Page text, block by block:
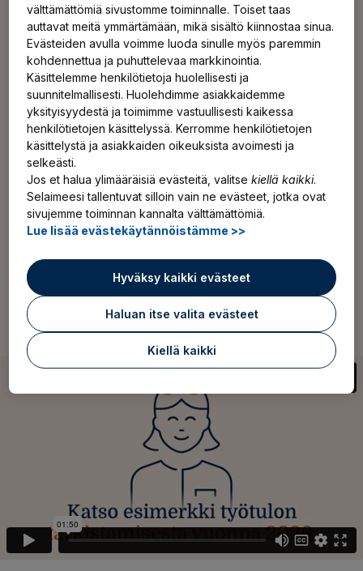
Milloin tarkistamme työtulosi?
Alla olevalla testillä voit selvittää, milloin tarkistamme sinun
työtulosi.
välttämättömiä sivustomme toiminnalle. Toiset taas
auttavat meitä ymmärtämään, mikä sisältö kiinnostaa sinua.
Evästeiden avulla voimme luoda sinulle myös paremmin
kohdennettua ja puhuttelevaa markkinointia.
Käsittelemme henkilötietoja huolellisesti ja
suunnitelmallisesti. Huolehdimme asiakkaidemme
yksityisyydestä ja toimimme vastuullisesti kaikessa
henkilötietojen käsittelyssä. Kerromme henkilötietojen
käsittelystä ja asiakkaiden oikeuksista avoimesti ja
selkeästi.
Jos et halua ylimääräisiä evästeitä, valitsekiellä kaikki.
Selaimeesi tallentuvat silloin vain ne evästeet, jotka ovat
sivujemme toiminnan kannalta välttämättömiä.
Lue lisää evästekäytännöistämme >>
Hyväksy kaikki evästeet
Haluan itse valita evästeet
Kiellä kaikki